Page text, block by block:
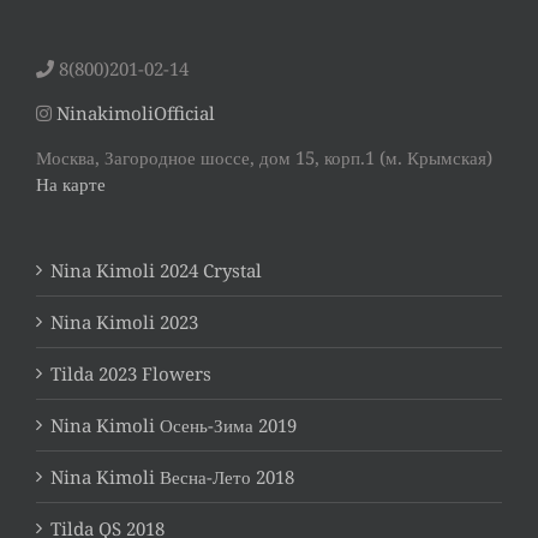
8(800)201-02-14
NinakimoliOfficial
Москва, Загородное шоссе, дом 15, корп.1 (м. Крымская)
На карте
Nina Kimoli 2024 Crystal
Nina Kimoli 2023
Tilda 2023 Flowers
Nina Kimoli Осень-Зима 2019
Nina Kimoli Весна-Лето 2018
Tilda QS 2018